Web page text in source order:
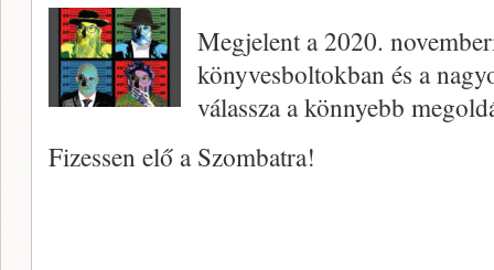
Megjelent a 2020.
könyvesboltokban és a
válassza a könnyebb
Fizessen elő a Szombatra!